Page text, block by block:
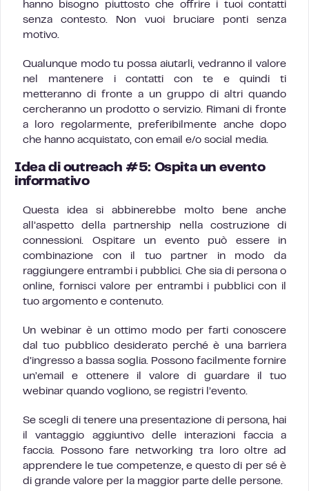
hanno bisogno piuttosto che offrire i tuoi contatti
senza contesto. Non vuoi bruciare ponti senza
motivo.
Qualunque modo tu possa aiutarli, vedranno il valore
nel mantenere i contatti con te e quindi ti
metteranno di fronte a un gruppo di altri quando
cercheranno un prodotto o servizio. Rimani di fronte
a loro regolarmente, preferibilmente anche dopo
che hanno acquistato, con email e/o social media.
Idea di outreach #5: Ospita un evento
informativo
Questa idea si abbinerebbe molto bene anche
all’aspetto della partnership nella costruzione di
connessioni. Ospitare un evento può essere in
combinazione con il tuo partner in modo da
raggiungere entrambi i pubblici. Che sia di persona o
online, fornisci valore per entrambi i pubblici con il
tuo argomento e contenuto.
Un webinar è un ottimo modo per farti conoscere
dal tuo pubblico desiderato perché è una barriera
d’ingresso a bassa soglia. Possono facilmente fornire
un’email e ottenere il valore di guardare il tuo
webinar quando vogliono, se registri l’evento.
Se scegli di tenere una presentazione di persona, hai
il vantaggio aggiuntivo delle interazioni faccia a
faccia. Possono fare networking tra loro oltre ad
apprendere le tue competenze, e questo di per sé è
di grande valore per la maggior parte delle persone.